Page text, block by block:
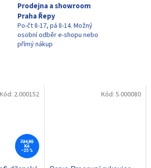
Prodejna a showroom
Praha Řepy
Po-čt 8-17, pá 8-14. Možný
osobní odběr e-shopu nebo
přímý nákup
734,95
Kč
–25 %
Kód: 2.000152 Kód:5.000080